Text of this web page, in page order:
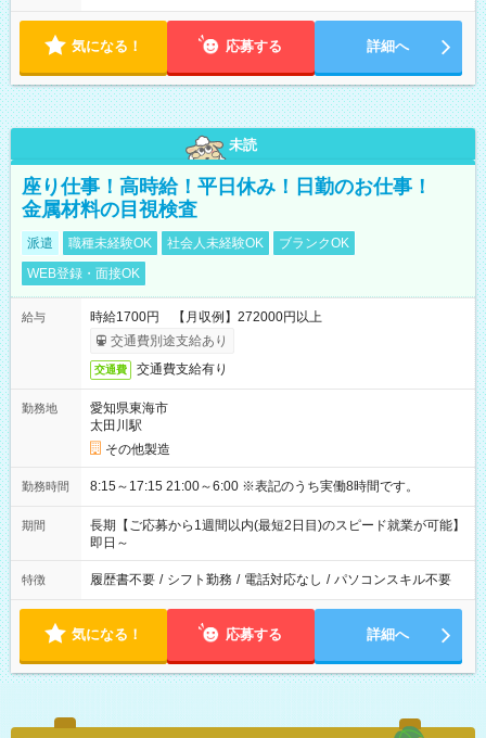
気になる！ 応募する 詳細へ
未読
座り仕事！高時給！平日休み！日勤のお仕事！
金属材料の目視検査
派遣 職種未経験OK 社会人未経験OK
ブランクOK
WEB登録・面接OK
給与
時給1700円 【月収例】272000円以上
交通費別途支給あり
交通費 交通費支給有り
勤務地
愛知県東海市
太田川駅
その他製造
勤務時間 8:15～17:15 21:00～6:00 ※表記のうち実働8時間です。
期間
長期【ご応募から1週間以内(最短2日目)のスピード就業が可能】
即日～
特徴 履歴書不要 / シフト勤務 / 電話対応なし / パソコンスキル不要
気になる！ 応募する 詳細へ